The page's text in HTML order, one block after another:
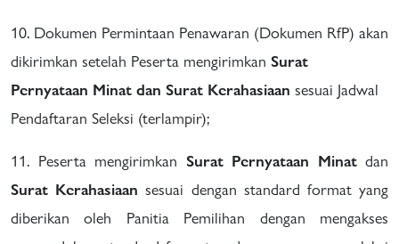
10. Dokumen Permintaan Penawaran (Dokumen RfP) akan
dikirimkan setelah Peserta mengirimkan Surat
Pernyataan Minat dan Surat Kerahasiaan sesuai Jadwal
Pendaftaran Seleksi (terlampir);
11. Peserta mengirimkan Surat Pernyataan Minat dan
Surat Kerahasiaan sesuai dengan standard format yang
diberikan oleh Panitia Pemilihan dengan mengakses